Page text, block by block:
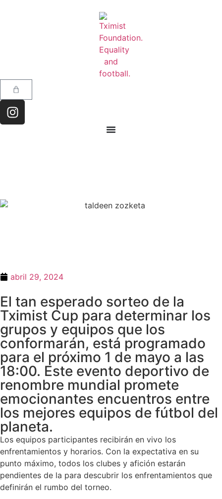
abril 29, 2024
El tan esperado sorteo de la
Tximist Cup para determinar los
grupos y equipos que los
conformarán, está programado
para el próximo 1 de mayo a las
18:00. Este evento deportivo de
renombre mundial promete
emocionantes encuentros entre
los mejores equipos de fútbol del
planeta.
Los equipos participantes recibirán en vivo los
enfrentamientos y horarios. Con la expectativa en su
punto máximo, todos los clubes y afición estarán
pendientes de la para descubrir los enfrentamientos que
definirán el rumbo del torneo.